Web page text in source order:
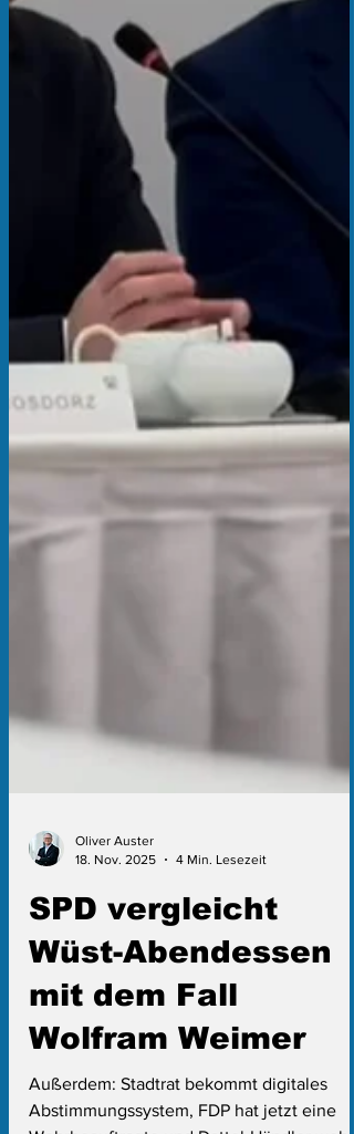
18. Nov. 2025
4 Min. Lesezeit
SPD vergleicht
Wüst-Abendessen
mit dem Fall
Wolfram Weimer
Außerdem: Stadtrat bekommt digitales